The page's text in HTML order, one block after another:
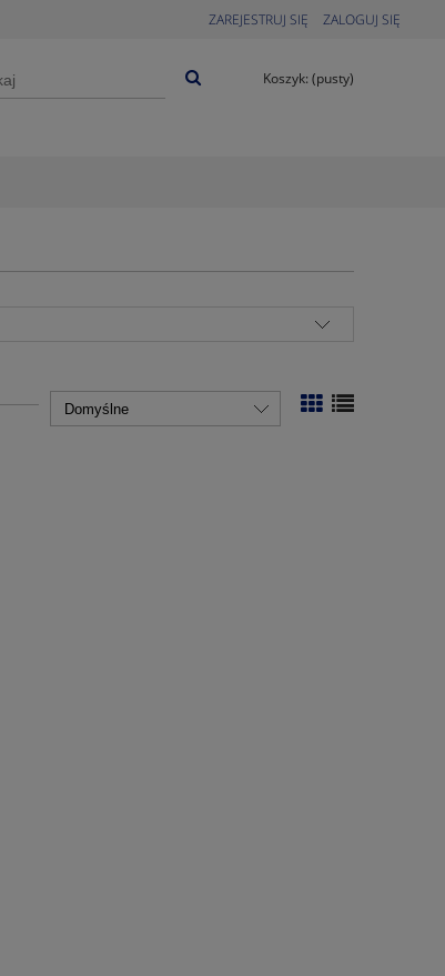
ZAREJESTRUJ SIĘ ZALOGUJ SIĘ
Koszyk: (pusty)